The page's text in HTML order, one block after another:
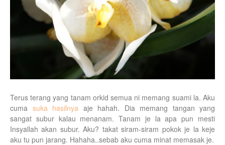
Terus terang yang tanam orkid semua ni memang suami la. Aku
cuma suka hasilnya aje hahah. Dia memang tangan yang
sangat subur kalau menanam. Tanam je la apa pun mesti
Insyallah akan subur. Aku? takat siram-siram pokok je la keje
aku tu pun jarang. Hahaha..sebab aku cuma minat memasak je.